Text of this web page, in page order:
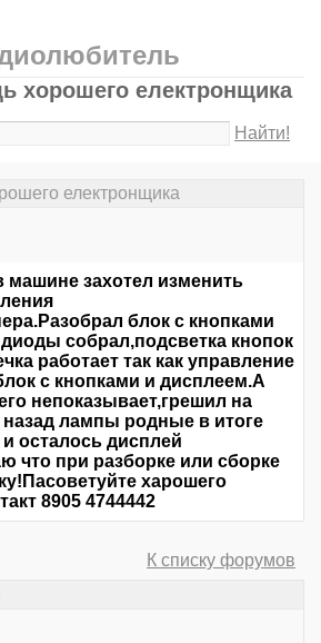
хорошего електронщика
Найти!
електронщика
машине захотел изменить
блок с кнопками
собрал,подсветка кнопок
работает так как управление
с кнопками и дисплеем.А
непоказывает,грешил на
лампы родные в итоге
осталось дисплей
что при разборке или сборке
харошего
8905 4744442
К списку форумов